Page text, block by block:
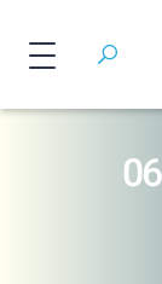
חיפוש